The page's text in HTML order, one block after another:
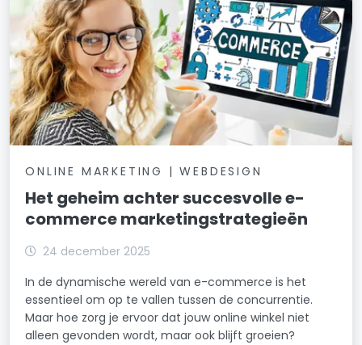
ONLINE MARKETING | WEBDESIGN
Het geheim achter succesvolle e-
commerce marketingstrategieën
24 december 2025
In de dynamische wereld van e-commerce is het
essentieel om op te vallen tussen de concurrentie.
Maar hoe zorg je ervoor dat jouw online winkel niet
alleen gevonden wordt, maar ook blijft groeien?